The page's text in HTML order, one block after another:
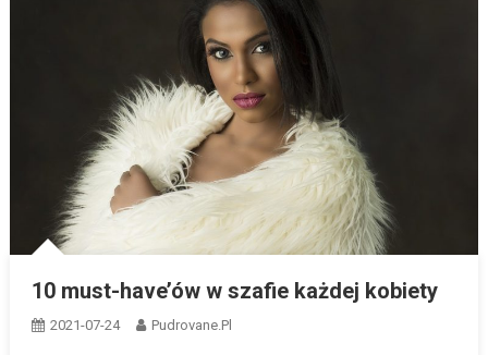
10 must-have’ów w szafie każdej kobiety
2021-07-24 Pudrovane.pl